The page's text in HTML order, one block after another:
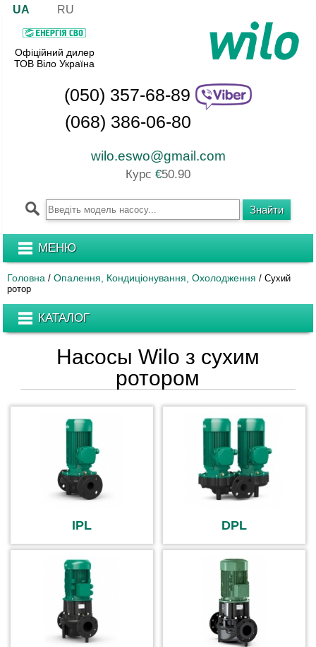
UA RU
Офіційний дилер
ТОВ Віло Україна
(050) 357-68-89
(068) 386-06-80
wilo.eswo@gmail.com
Курс €50.90
МЕНЮ
Головна / Опалення, Кондиціонування, Охолодження / Сухий
ротор
КАТАЛОГ
Насосы Wilo з сухим
ротором
IPL DPL